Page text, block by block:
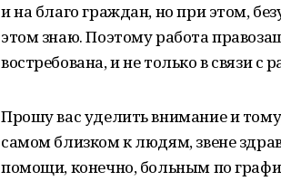
и на благо граждан, но при этом,
этом знаю. Поэтому работа
востребована, и не только в связи
Прошу вас уделить внимание и
самом близком к людям, звене
помощи, конечно, больным по